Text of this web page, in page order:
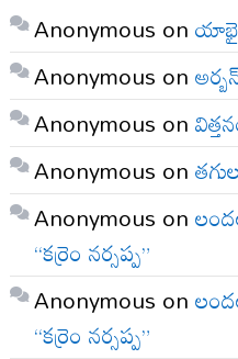
Anonymous on
Anonymous on
Anonymous on
Anonymous on
Anonymous on
“కర్రెం నర్సప్ప”
Anonymous on
“కర్రెం నర్సప్ప”